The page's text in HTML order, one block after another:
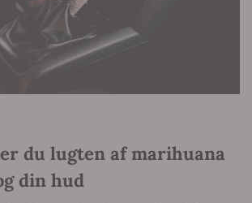
du lugten af marihuana
din hud